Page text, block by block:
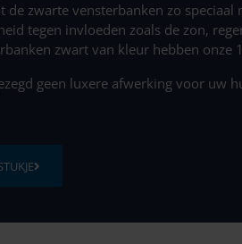
de zwarte vensterbanken zo
tegen invloeden zoals de zon,
zwart van kleur hebben onze
geen luxere afwerking voor uw